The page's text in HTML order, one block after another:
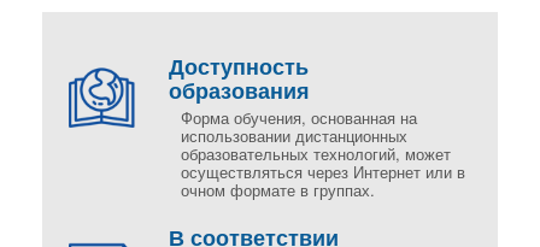
Доступность
образования
Форма обучения, основанная на
использовании дистанционных
образовательных технологий, может
осуществляться через Интернет или в
очном формате в группах.
В соответствии